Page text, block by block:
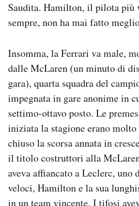
Saudita. Hamilton, il pilota più
sempre, non ha mai fatto
Insomma, la Ferrari va male,
dalle McLaren (un minuto di
gara), quarta squadra del
impegnata in gare anonime in
settimo-ottavo posto. Le
iniziata la stagione erano molto
chiuso la scorsa annata in
il titolo costruttori alla
aveva affiancato a Leclerc,
veloci, Hamilton e la sua
in un team vincente. I tifosi